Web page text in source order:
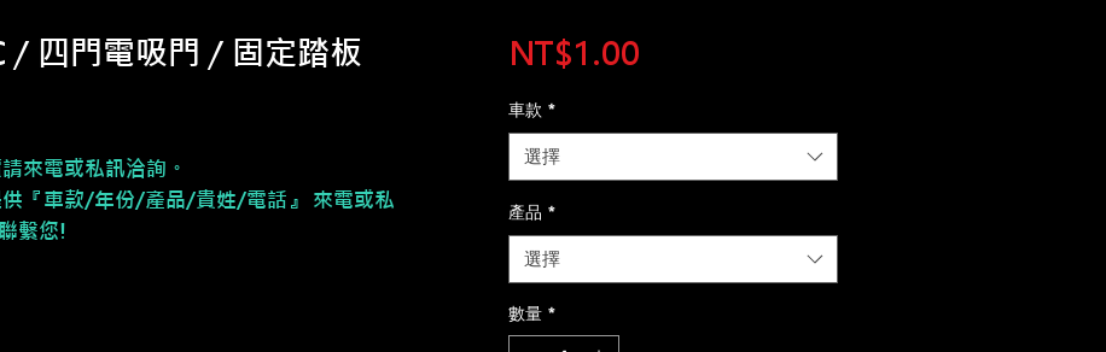
/ 四門電吸門 / 固定踏板
來電或私訊洽詢。
『車款/年份/產品/貴姓/電話』 來電或私
繫您!
NT$1.00價
車款 *
選擇
產品 *
選擇
數量 *